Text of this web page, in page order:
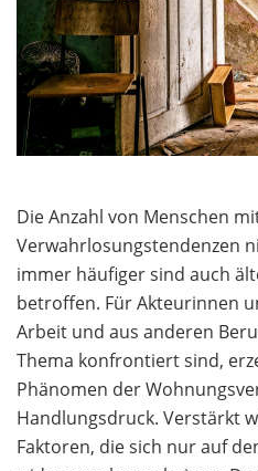
Die Anzahl von Menschen
Verwahrlosungstendenzen
immer häufiger sind auch
betroffen. Für Akteurinnen
Arbeit und aus anderen
Thema konfrontiert sind,
Phänomen der
Handlungsdruck. Verstärkt
Faktoren, die sich nur auf